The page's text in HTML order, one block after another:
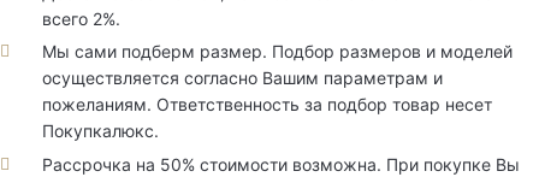
всего 2%.
Мы сами подберм размер. Подбор размеров и моделей
осуществляется согласно Вашим параметрам и
пожеланиям. Ответственность за подбор товар несет
Покупкалюкс.
Рассрочка на 50% стоимости возможна. При покупке Вы